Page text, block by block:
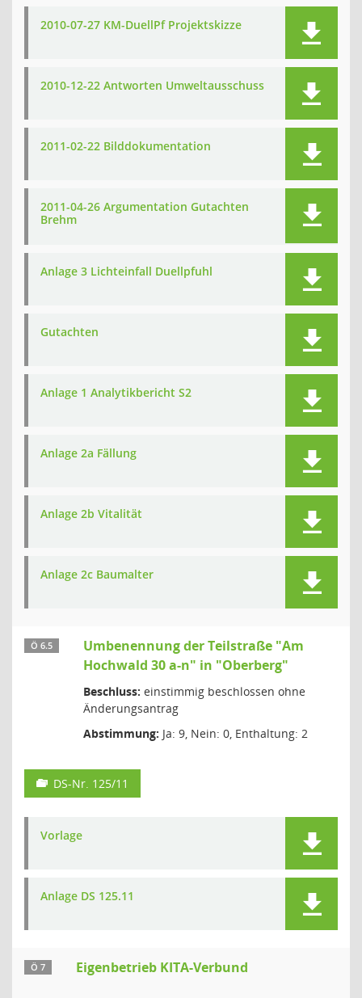
2010-07-27 KM-DuellPf Projektskizze
2010-12-22 Antworten Umweltausschuss
2011-02-22 Bilddokumentation
2011-04-26 Argumentation Gutachten
Brehm
Anlage 3 Lichteinfall Duellpfuhl
Gutachten
Anlage 1 Analytikbericht S2
Anlage 2a Fällung
Anlage 2b Vitalität
Anlage 2c Baumalter
Ö 6.5
Umbenennung der Teilstraße "Am
Hochwald 30 a-n" in "Oberberg"
Beschluss: einstimmig beschlossen ohne
Änderungsantrag
Abstimmung: Ja: 9, Nein: 0, Enthaltung: 2
DS-Nr. 125/11
Vorlage
Anlage DS 125.11
Ö 7 Eigenbetrieb KITA-Verbund